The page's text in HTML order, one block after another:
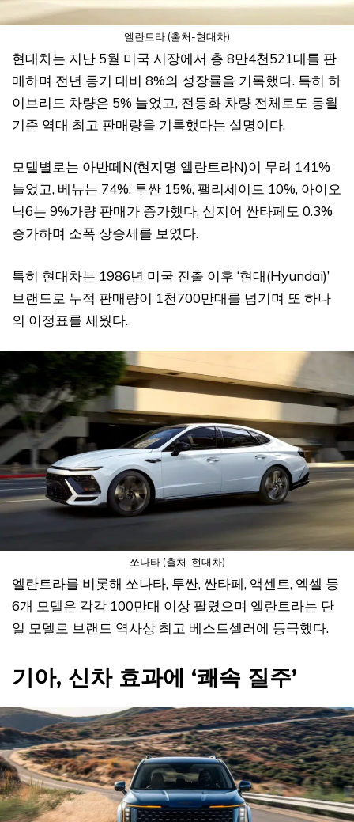
엘란트라 (출처-현대차)
현대차는 지난 5월 미국 시장에서 총 8만4천521대를 판
매하며 전년 동기 대비 8%의 성장률을 기록했다. 특히 하
이브리드 차량은 5% 늘었고, 전동화 차량 전체로도 동월
기준 역대 최고 판매량을 기록했다는 설명이다.
모델별로는 아반떼N(현지명 엘란트라N)이 무려 141%
늘었고, 베뉴는 74%, 투싼 15%, 팰리세이드 10%, 아이오
닉6는 9%가량 판매가 증가했다. 심지어 싼타페도 0.3%
증가하며 소폭 상승세를 보였다.
특히 현대차는 1986년 미국 진출 이후 ‘현대(Hyundai)’
브랜드로 누적 판매량이 1천700만대를 넘기며 또 하나
의 이정표를 세웠다.
쏘나타 (출처-현대차)
엘란트라를 비롯해 쏘나타, 투싼, 싼타페, 액센트, 엑셀 등
6개 모델은 각각 100만대 이상 팔렸으며 엘란트라는 단
일 모델로 브랜드 역사상 최고 베스트셀러에 등극했다.
기아, 신차 효과에 ‘쾌속 질주’